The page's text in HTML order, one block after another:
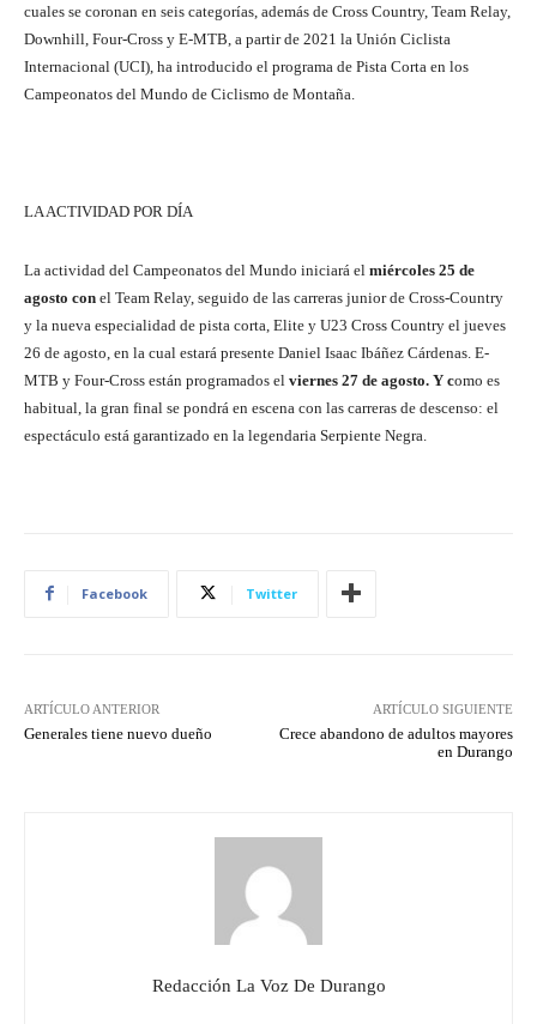
cuales se coronan en seis categorías, además de Cross Country, Team Relay,
Downhill, Four-Cross y E-MTB, a partir de 2021 la Unión Ciclista
Internacional (UCI), ha introducido el programa de Pista Corta en los
Campeonatos del Mundo de Ciclismo de Montaña.
LA ACTIVIDAD POR DÍA
La actividad del Campeonatos del Mundo iniciará el miércoles 25 de
agosto con el Team Relay, seguido de las carreras junior de Cross-Country
y la nueva especialidad de pista corta, Elite y U23 Cross Country el jueves
26 de agosto, en la cual estará presente Daniel Isaac Ibáñez Cárdenas. E-
MTB y Four-Cross están programados el viernes 27 de agosto. Y como es
habitual, la gran final se pondrá en escena con las carreras de descenso: el
espectáculo está garantizado en la legendaria Serpiente Negra.
Facebook Twitter
ARTÍCULO ANTERIOR
Generales tiene nuevo dueño
ARTÍCULO SIGUIENTE
Crece abandono de adultos mayores
en Durango
Redacción La Voz De Durango